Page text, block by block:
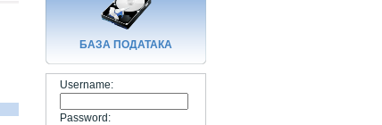
БАЗA ПОДАТАКА
Username:
Password: